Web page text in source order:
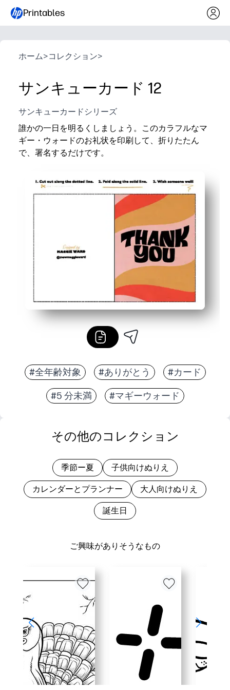
Printables
ホーム>コレクション>
サンキューカード 12
サンキューカードシリーズ
誰かの一日を明るくしましょう。このカラフルなマ
ギー・ウォードのお礼状を印刷して、折りたたん
で、署名するだけです。
鮮やかで子供に優しいアートワークで、メッセージ
保護者、教師、家族向けの多用途-教室のヘルパー、
カスタマイズが簡単-自分のメッセージ、落書き、署
#全年齢対象 #ありがとう #カード
#5 分未満 #マギーウォード
ご興味がありそうなもの
その他のコレクション
季節ー夏 子供向けぬりえ
カレンダーとプランナー 大人向けぬりえ
誕生日